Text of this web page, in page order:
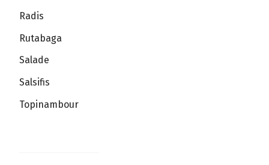
Radis
Rutabaga
Salade
Salsifis
Topinambour